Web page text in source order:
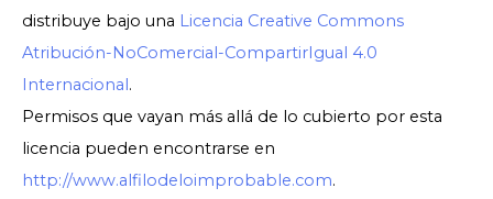
distribuye bajo una Licencia Creative Commons
Atribución-NoComercial-CompartirIgual 4.0
Internacional.
Permisos que vayan más allá de lo cubierto por esta
licencia pueden encontrarse en
http://www.alfilodeloimprobable.com.